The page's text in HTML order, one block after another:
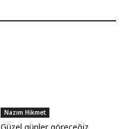
Nazım Hikmet
Güzel günler göreceğiz